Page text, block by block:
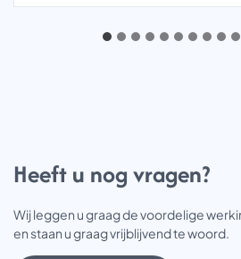
Heeft u nog vragen?
Wij leggen u graag de voordelige
en staan u graag vrijblijvend te woord.